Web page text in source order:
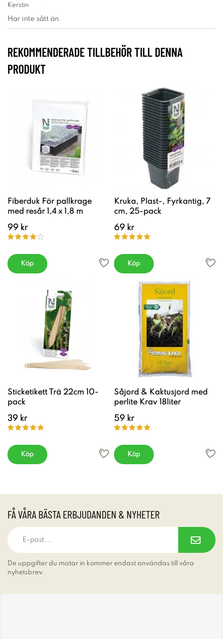
Kerstin
Har inte sått än
REKOMMENDERADE TILLBEHÖR TILL DENNA
PRODUKT
Fiberduk För pallkrage
med resår 1,4 x 1,8 m
99 kr
Köp
Kruka, Plast-, Fyrkantig, 7
cm, 25-pack
69 kr
Köp
Sticketikett Trä 22cm 10-
pack
39 kr
Köp
Såjord & Kaktusjord med
perlite Krav 18liter
59 kr
Köp
FÅ VÅRA BÄSTA ERBJUDANDEN & NYHETER
De uppgifter du matar in kommer endast användas till våra
nyhetsbrev.